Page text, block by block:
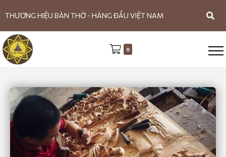
THƯƠNG HIỆU BÀN THỜ - HÀNG ĐẦU VIỆT NAM
0